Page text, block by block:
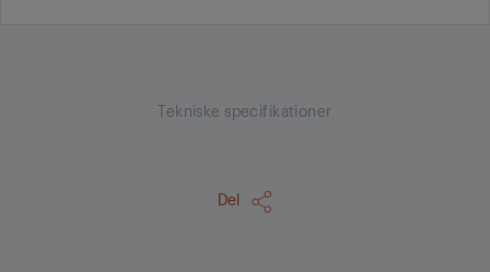
Tekniske specifikationer
Del